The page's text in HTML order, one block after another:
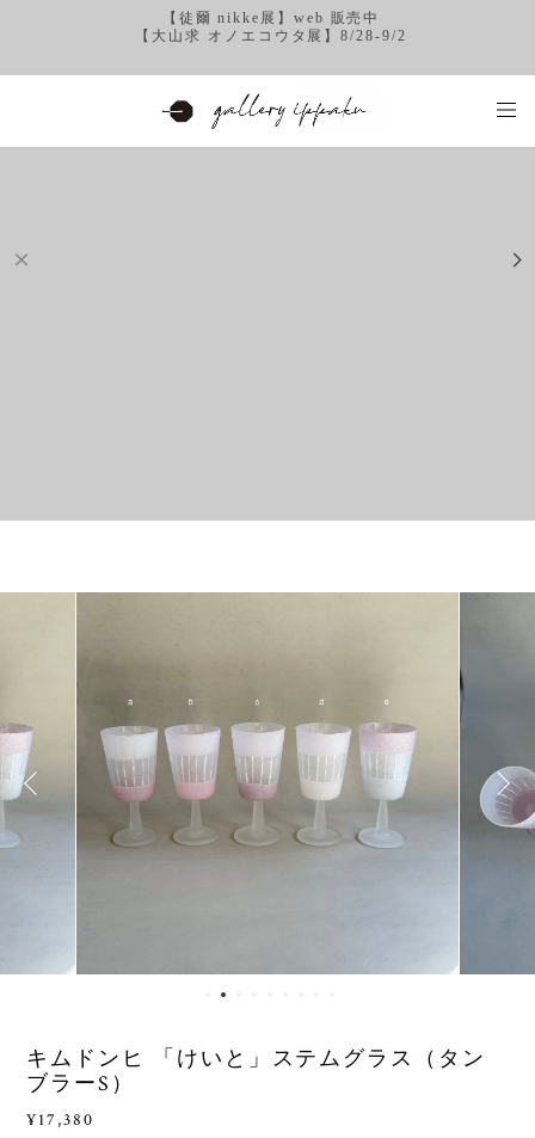
【徒爾 nikke展】web 販売中
【大山求 オノエコウタ展】8/28-9/2
キムドンヒ 「けいと」ステムグラス（タン
ブラーS）
¥17,380